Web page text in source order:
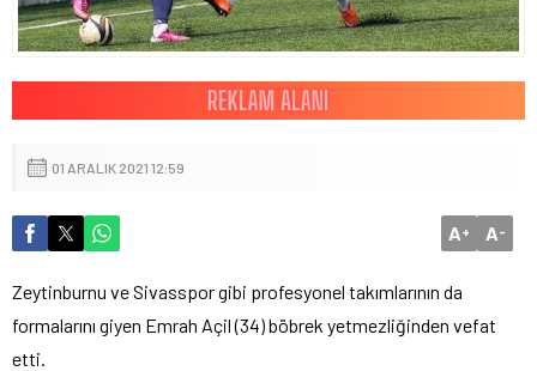
01 ARALIK 2021 12:59
A+ A-
Zeytinburnu ve Sivasspor gibi profesyonel takımlarının da
formalarını giyen Emrah Açil (34) böbrek yetmezliğinden vefat
etti.